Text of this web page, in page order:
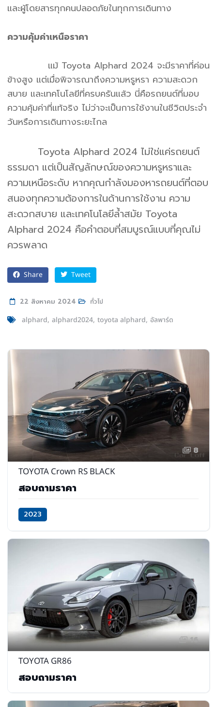
และผู้โดยสารทุกคนปลอดภัยในทุกการเดินทาง
ความคุ้มค่าเหนือราคา
แม้ Toyota Alphard 2024 จะมีราคาที่ค่อน
ข้างสูง แต่เมื่อพิจารณาถึงความหรูหรา ความสะดวก
สบาย และเทคโนโลยีที่ครบครันแล้ว นี่คือรถยนต์ที่มอบ
ความคุ้มค่าที่แท้จริง ไม่ว่าจะเป็นการใช้งานในชีวิตประจำ
วันหรือการเดินทางระยะไกล
Toyota Alphard 2024 ไม่ใช่แค่รถยนต์
ธรรมดา แต่เป็นสัญลักษณ์ของความหรูหราและ
ความเหนือระดับ หากคุณกำลังมองหารถยนต์ที่ตอบ
สนองทุกความต้องการในด้านการใช้งาน ความ
สะดวกสบาย และเทคโนโลยีล้ำสมัย Toyota
Alphard 2024 คือคำตอบที่สมบูรณ์แบบที่คุณไม่
ควรพลาด
Share Tweet
22 สิงหาคม 2024 ทั่วไป
alphard alphard2024 toyota alphard อัลพาร์ด
8
TOYOTA Crown RS BLACK
สอบถามราคา
2023
16
TOYOTA GR86
สอบถามราคา